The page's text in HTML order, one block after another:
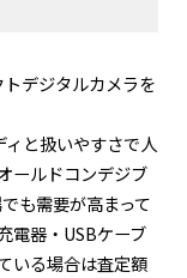
デジタルカメラを
ィと扱いやすさで人
ールドコンデジブ
も需要が高まって
電器・USBケーブ
いる場合は査定額